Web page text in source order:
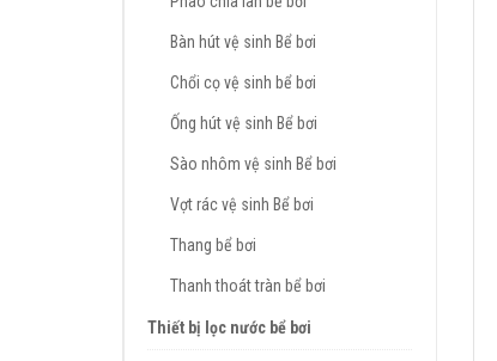
Bàn hút vệ sinh Bể bơi
Chổi cọ vệ sinh bể bơi
Ống hút vệ sinh Bể bơi
Sào nhôm vệ sinh Bể bơi
Vợt rác vệ sinh Bể bơi
Thang bể bơi
Thanh thoát tràn bể bơi
Thiết bị lọc nước bể bơi